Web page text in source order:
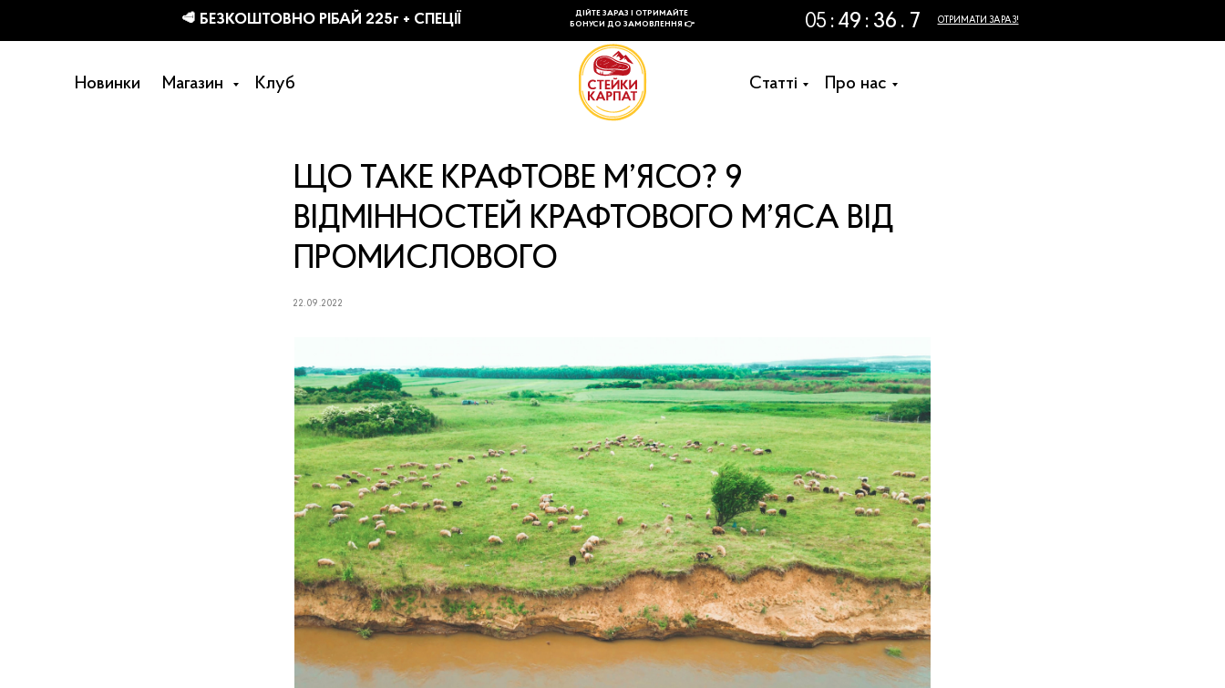
Новинки Магазин Клуб Cтатті Про нас
+38 (073) 155 71 70
ЩО ТАКЕ КРАФТОВЕ М’ЯСО? 9
ВІДМІННОСТЕЙ КРАФТОВОГО М’ЯСА ВІД
ПРОМИСЛОВОГО
22.09.2022